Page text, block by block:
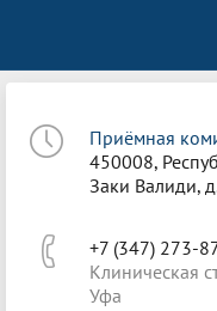
Приёмная
450008,
Заки Валиди,
+7 (347) 273-
Клиническая
Уфа